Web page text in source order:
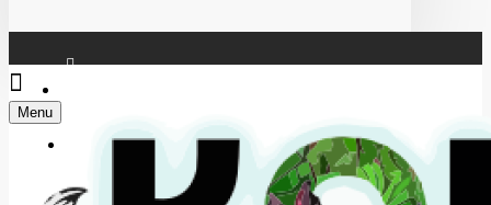
Telegram
+7(918) 625-00-46
Menu